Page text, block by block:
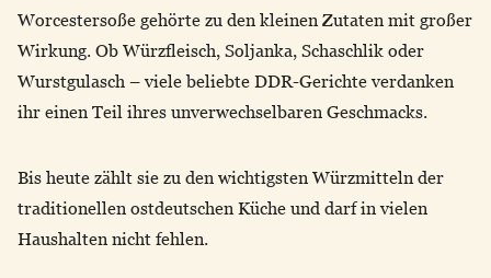
Worcestersoße gehörte zu den kleinen Zutaten mit großer
Wirkung. Ob Würzfleisch, Soljanka, Schaschlik oder
Wurstgulasch – viele beliebte DDR-Gerichte verdanken
ihr einen Teil ihres unverwechselbaren Geschmacks.
Bis heute zählt sie zu den wichtigsten Würzmitteln der
traditionellen ostdeutschen Küche und darf in vielen
Haushalten nicht fehlen.